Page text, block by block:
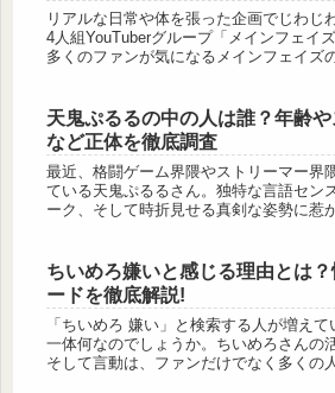
リアルな日常や体を張った企画でじわじ
4人組YouTuberグループ「メインフェイ
多くのファンが気になるメインフェイズ
天鬼ぷるるの中の人は誰？年齢
など正体を徹底調査
最近、格闘ゲーム界隈やストリーマー界
ている天鬼ぷるるさん。独特な言語セン
ーク、そして時折見せる真剣な姿勢に惹
ちいめろ嫌いと感じる理由とは
ードを徹底解説!
「ちいめろ 嫌い」と検索する人が増え
一体何なのでしょうか。ちいめろさんの
そして言動は、ファンだけでなく多くの